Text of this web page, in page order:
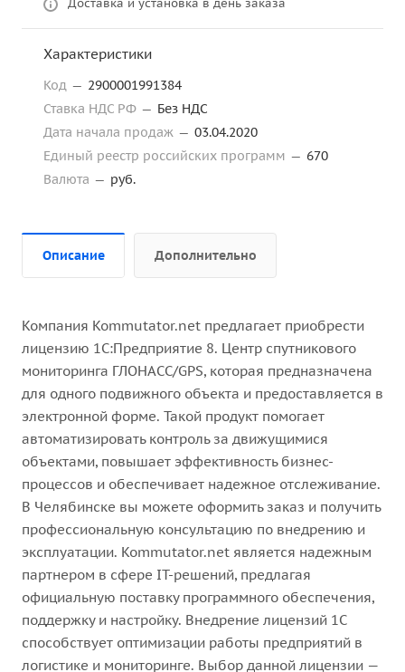
Доставка и установка в день заказа
Характеристики
Код — 2900001991384
Ставка НДС РФ — Без НДС
Дата начала продаж — 03.04.2020
Единый реестр российских программ — 670
Валюта — руб.
Описание Дополнительно
Компания Kommutator.net предлагает приобрести
лицензию 1С:Предприятие 8. Центр спутникового
мониторинга ГЛОНАСС/GPS, которая предназначена
для одного подвижного объекта и предоставляется в
электронной форме. Такой продукт помогает
автоматизировать контроль за движущимися
объектами, повышает эффективность бизнес-
процессов и обеспечивает надежное отслеживание.
В Челябинске вы можете оформить заказ и получить
профессиональную консультацию по внедрению и
эксплуатации. Kommutator.net является надежным
партнером в сфере IT-решений, предлагая
официальную поставку программного обеспечения,
поддержку и настройку. Внедрение лицензий 1С
способствует оптимизации работы предприятий в
логистике и мониторинге. Выбор данной лицензии —